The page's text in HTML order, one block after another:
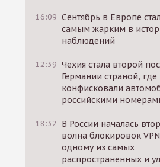
16:09 Сентябрь в Европе стал
самым жарким в
наблюдений
12:39 Чехия стала второй
Германии страной, где
конфисковали
российскими
18:32
В России началась
волна блокировок
одному из самых
распространенных и